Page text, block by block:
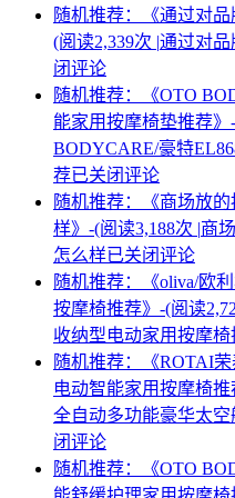
随机推荐：《通过对
(阅读2,339次 |通过对品
闭评论
随机推荐：《OTO
能家用按摩椅垫推荐》
BODYCARE/豪特
荐已关闭评论
随机推荐：《商场放
样》-(阅读3,188次 |商
怎么样已关闭评论
随机推荐：《oliva/欧
按摩椅推荐》-(阅读
收纳型电动家用按摩椅
随机推荐：《ROTAI
电动智能家用按摩椅推
全自动多功能豪华太
闭评论
随机推荐：《OTO